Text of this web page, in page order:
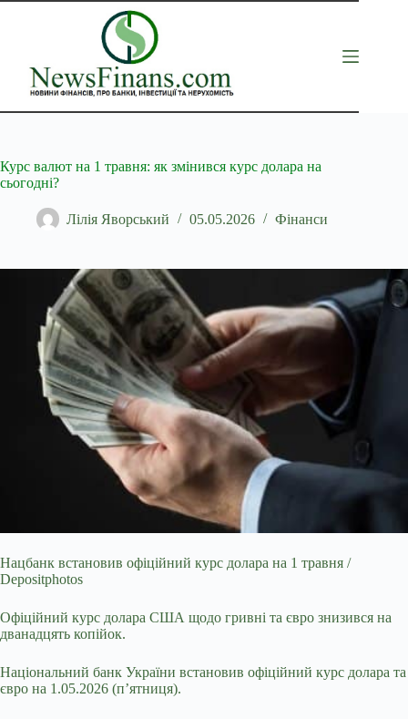
Перейти
Курс валют на 1 травня: як змінився курс долара на
сьогодні?
Лілія Яворський 05.05.2026 Фінанси
Нацбанк встановив офіційний курс долара на 1 травня /
Depositphotos
Офіційний курс долара США щодо гривні та євро знизився на
дванадцять копійок.
Національний банк України встановив офіційний курс долара та
євро на 1.05.2026 (п’ятниця).